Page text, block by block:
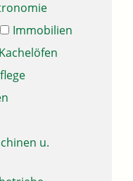
Immobilien
Kachelöfen
u.